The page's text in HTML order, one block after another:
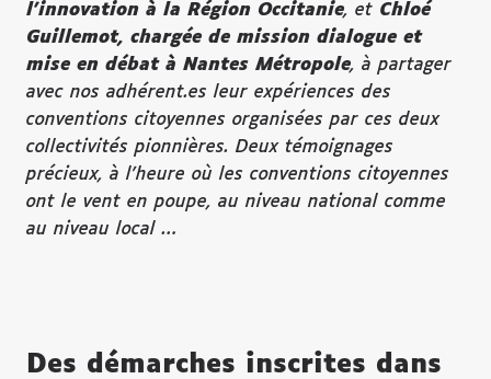
l’innovation à la Région Occitanie, et Chloé
Guillemot, chargée de mission dialogue et
mise en débat à Nantes Métropole, à partager
avec nos adhérent.es leur expériences des
conventions citoyennes organisées par ces deux
collectivités pionnières. Deux témoignages
précieux, à l’heure où les conventions citoyennes
ont le vent en poupe, au niveau national comme
au niveau local …
Des démarches inscrites dans